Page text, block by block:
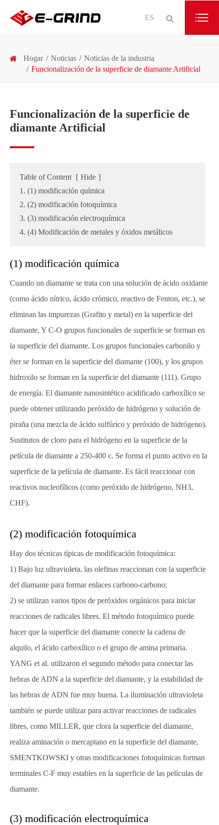
ES
Hogar Noticias
Noticias de la industria
Funcionalización de la superficie de diamante Artificial
Funcionalización de la superficie de
diamante Artificial
Table of Content [ Hide ]
1. (1) modificación química
2. (2) modificación fotoquímica
3. (3) modificación electroquímica
4. (4) Modificación de metales y óxidos metálicos
(1) modificación química
Cuando un diamante se trata con una solución de ácido oxidante
(como ácido nítrico, ácido crómico, reactivo de Fenton, etc.), se
eliminan las impurezas (Grafito y metal) en la superficie del
diamante, Y C-O grupos funcionales de superficie se forman en
la superficie del diamante. Los grupos funcionales carbonilo y
éter se forman en la superficie del diamante (100), y los grupos
hidroxilo se forman en la superficie del diamante (111). Grupo
de energía. El diamante nanosintético acidificado carboxílico se
puede obtener utilizando peróxido de hidrógeno y solución de
piraña (una mezcla de ácido sulfúrico y peróxido de hidrógeno).
Sustitutos de cloro para el hidrógeno en la superficie de la
película de diamante a 250-400 c. Se forma el punto activo en la
superficie de la película de diamante. Es fácil reaccionar con
reactivos nucleofílicos (como peróxido de hidrógeno, NH3,
CHF).
(2) modificación fotoquímica
Hay dos técnicas típicas de modificación fotoquímica:
1) Bajo luz ultravioleta, las olefinas reaccionan con la superficie
del diamante para formar enlaces carbono-carbono;
2) se utilizan varios tipos de peróxidos orgánicos para iniciar
reacciones de radicales libres. El método fotoquímico puede
hacer que la superficie del diamante conecte la cadena de
alquilo, el ácido carboxílico o el grupo de amina primaria.
YANG et al. utilizaron el segundo método para conectar las
hebras de ADN a la superficie del diamante, y la estabilidad de
las hebras de ADN fue muy buena. La iluminación ultravioleta
también se puede utilizar para activar reacciones de radicales
libres, como MILLER, que clora la superficie del diamante,
realiza aminación o mercaptano en la superficie del diamante,
SMENTKOWSKI y otras modificaciones fotoquímicas forman
terminales C-F muy estables en la superficie de las películas de
diamante.
(3) modificación electroquímica